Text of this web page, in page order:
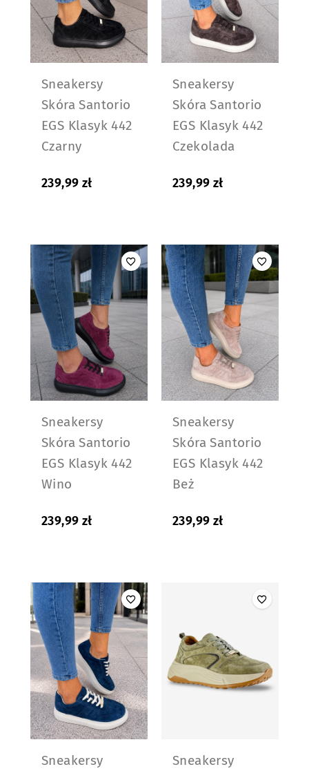
Sneakersy
Skóra Santorio
EGS Klasyk 442
Czarny
239,99 zł
Sneakersy
Skóra Santorio
EGS Klasyk 442
Czekolada
239,99 zł
Sneakersy
Skóra Santorio
EGS Klasyk 442
Wino
239,99 zł
Sneakersy
Skóra Santorio
EGS Klasyk 442
Beż
239,99 zł
Sneakersy
Sneakersy